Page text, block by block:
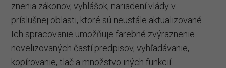
znenia zákonov, vyhlášok, nariadení vlády v
príslušnej oblasti, ktoré sú neustále aktualizované.
Ich spracovanie umožňuje farebné zvýraznenie
novelizovaných častí predpisov, vyhľadávanie,
kopírovanie, tlač a množstvo iných funkcií.